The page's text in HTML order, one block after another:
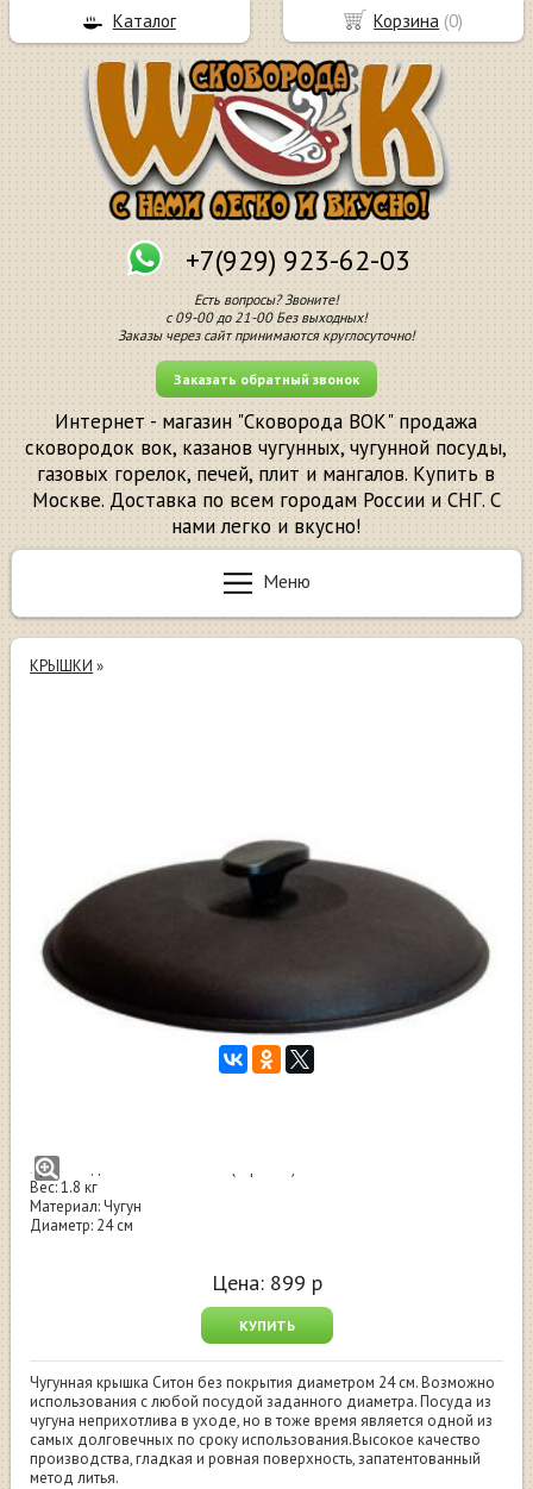
+7(929) 923-62-03
Есть вопросы? Звоните!
с 09-00 до 21-00 Без выходных!
Заказы через сайт принимаются круглосуточно!
Заказать обратный звонок
Интернет - магазин "Сковорода ВОК" продажа
сковородок вок, казанов чугунных, чугунной посуды,
газовых горелок, печей, плит и мангалов. Купить в
Москве. Доставка по всем городам России и СНГ. С
нами легко и вкусно!
Меню
КРЫШКИ »
Производство: НПП "СИТОН" (Украина)
Вес: 1.8 кг
Материал: Чугун
Диаметр: 24 см
Цена: 899 р
КУПИТЬ
Чугунная крышка Ситон без покрытия диаметром 24 см. Возможно
использования с любой посудой заданного диаметра. Посуда из
чугуна неприхотлива в уходе, но в тоже время является одной из
самых долговечных по сроку использования.Высокое качество
производства, гладкая и ровная поверхность, запатентованный
метод литья.
Корзина (0)
Каталог